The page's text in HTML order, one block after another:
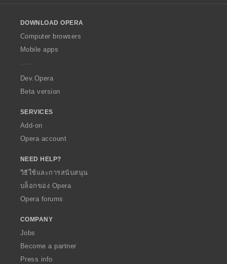
w
O
p
a
DOWNLOAD OPERA
Computer browsers
Mobile apps
Dev.Opera
Beta version
SERVICES
Add-on
Opera account
NEED HELP?
วิธีใช้และการสนับสนุน
บล็อกของ Opera
Opera forums
COMPANY
Jobs
Become a partner
Press info